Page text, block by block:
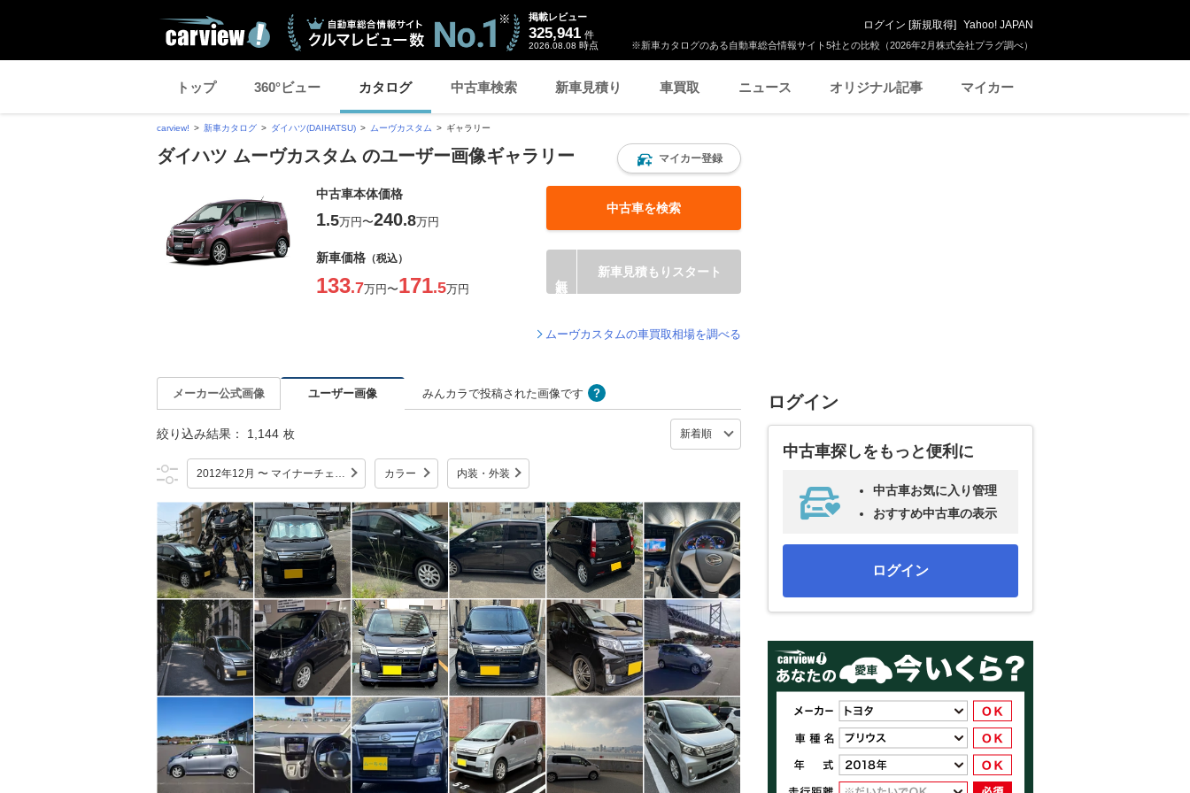
※新車カタログのある自動車総合情報サイト5社との比較（2026年2月株式会社プラグ調べ）
掲載レビュー
325,941 件
2026.08.08 時点
ログイン [新規取得] Yahoo! JAPAN
トップ 360°ビュー カタログ 中古車検索 新車見積り 車買取 ニュース オリジナル記事 マイカー
carview! 新車カタログ ダイハツ(DAIHATSU) ムーヴカスタム ギャラリー
ダイハツ ムーヴカスタム のユーザー画像ギャラリー マイカー登録
中古車本体価格
1.5万円〜240.8万円
中古車を検索
新車価格 （税込）
133.7万円〜171.5万円
新車見積もりスタート
ムーヴカスタムの車買取相場を調べる
メーカー公式画像 ユーザー画像 みんカラで投稿された画像です
絞り込み結果： 1,144 枚
2012年12月 〜 マイナーチェンジ カラー 内装・外装
ログイン
中古車探しをもっと便利に
中古車お気に入り管理
おすすめ中古車の表示
ログイン